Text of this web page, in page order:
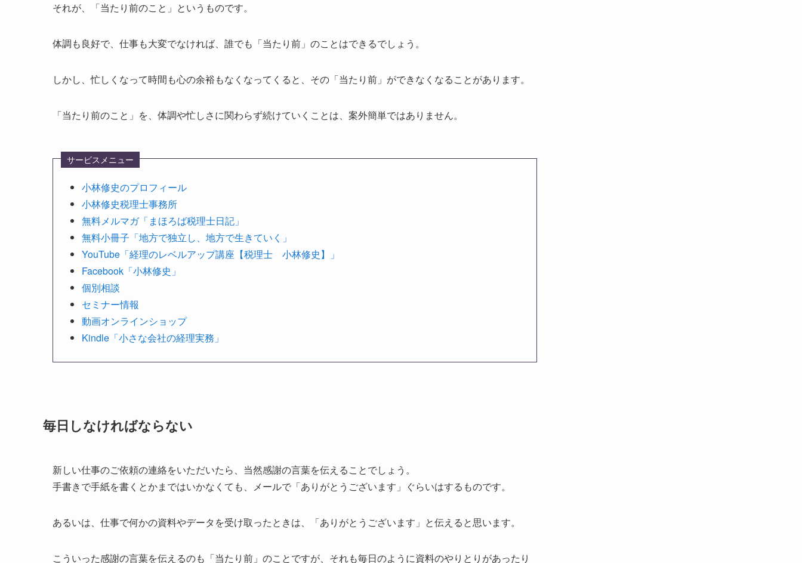
それが、「当たり前のこと」というものです。
体調も良好で、仕事も大変でなければ、誰でも「当たり前」のことはできるでしょう。
しかし、忙しくなって時間も心の余裕もなくなってくると、その「当たり前」ができなくなることがあります。
「当たり前のこと」を、体調や忙しさに関わらず続けていくことは、案外簡単ではありません。
サービスメニュー
小林修史のプロフィール
小林修史税理士事務所
無料メルマガ「まほろば税理士日記」
無料小冊子「地方で独立し、地方で生きていく」
YouTube「経理のレベルアップ講座【税理士 小林修史】」
Facebook「小林修史」
個別相談
セミナー情報
動画オンラインショップ
Kindle「小さな会社の経理実務」
毎日しなければならない
新しい仕事のご依頼の連絡をいただいたら、当然感謝の言葉を伝えることでしょう。
手書きで手紙を書くとかまではいかなくても、メールで「ありがとうございます」ぐらいはするものです。
あるいは、仕事で何かの資料やデータを受け取ったときは、「ありがとうございます」と伝えると思います。
こういった感謝の言葉を伝えるのも「当たり前」のことですが、それも毎日のように資料のやりとりがあったり